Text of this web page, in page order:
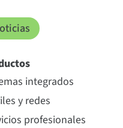
integrados
y redes
profesionales